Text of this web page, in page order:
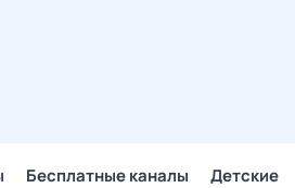
Бесплатные каналы Детские